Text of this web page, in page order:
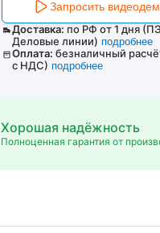
Запросить
Доставка: по РФ от 1 дня
Деловые линии) подробнее
Оплата: безналичный
с НДС) подробнее
Хорошая надёжность
Полноценная гарантия от